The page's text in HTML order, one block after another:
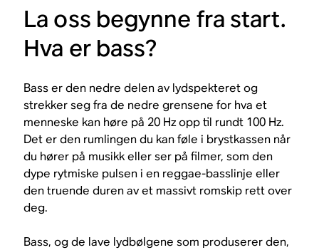
La oss begynne fra start.
Hva er bass?
Bass er den nedre delen av lydspekteret og
strekker seg fra de nedre grensene for hva et
menneske kan høre på 20 Hz opp til rundt 100 Hz.
Det er den rumlingen du kan føle i brystkassen når
du hører på musikk eller ser på filmer, som den
dype rytmiske pulsen i en reggae-basslinje eller
den truende duren av et massivt romskip rett over
deg.
Bass, og de lave lydbølgene som produserer den,